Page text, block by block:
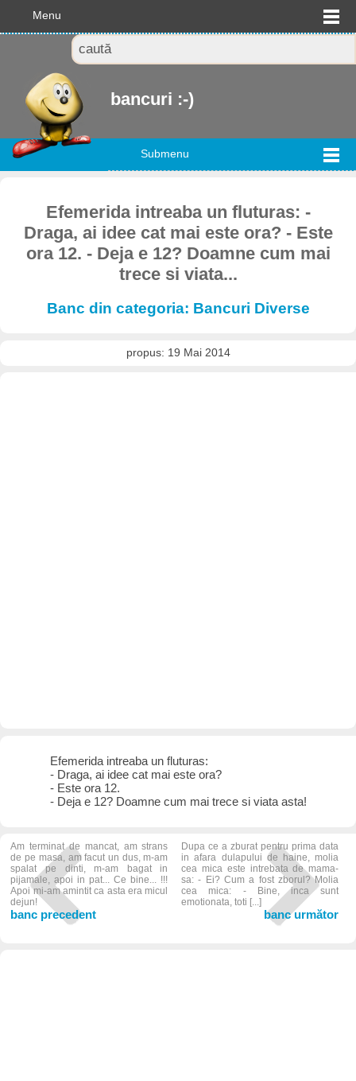
Menu
bancuri :-)
Submenu
Efemerida intreaba un fluturas: -
Draga, ai idee cat mai este ora? - Este
ora 12. - Deja e 12? Doamne cum mai
trece si viata...
Banc din categoria: Bancuri Diverse
propus: 19 Mai 2014
Efemerida intreaba un fluturas:
- Draga, ai idee cat mai este ora?
- Este ora 12.
- Deja e 12? Doamne cum mai trece si viata asta!
Am terminat de mancat, am strans
de pe masa, am facut un dus, m-am
spalat pe dinti, m-am bagat in
pijamale, apoi in pat... Ce bine... !!!
Apoi mi-am amintit ca asta era micul
dejun!
banc precedent
Dupa ce a zburat pentru prima data
in afara dulapului de haine, molia
cea mica este intrebata de mama-
sa: - Ei? Cum a fost zborul? Molia
cea mica: - Bine, inca sunt
emotionata, toti [...]
banc următor